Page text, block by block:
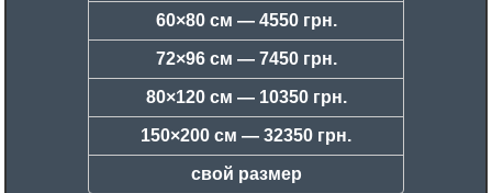
60×80 см — 4550 грн.
72×96 см — 7450 грн.
80×120 см — 10350 грн.
150×200 см — 32350 грн.
свой размер